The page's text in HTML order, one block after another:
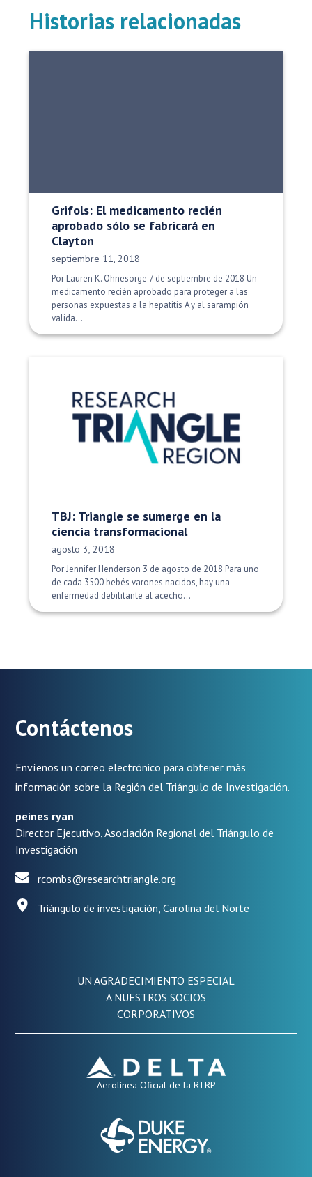
Historias relacionadas
Grifols: El medicamento recién
aprobado sólo se fabricará en
Clayton
Fecha de publicación:
septiembre 11, 2018
Por Lauren K. Ohnesorge 7 de septiembre de 2018 Un
medicamento recién aprobado para proteger a las
personas expuestas a la hepatitis A y al sarampión
valida...
TBJ: Triangle se sumerge en la
ciencia transformacional
Fecha de publicación:
agosto 3, 2018
Por Jennifer Henderson 3 de agosto de 2018 Para uno
de cada 3500 bebés varones nacidos, hay una
enfermedad debilitante al acecho...
Contáctenos
Envíenos un correo electrónico para obtener más
información sobre la Región del Triángulo de Investigación.
peines ryan
Director Ejecutivo, Asociación Regional del Triángulo de
Investigación
rcombs@researchtriangle.org
Triángulo de investigación, Carolina del Norte
UN AGRADECIMIENTO ESPECIAL
A NUESTROS SOCIOS
CORPORATIVOS
Aerolínea Oficial de la RTRP